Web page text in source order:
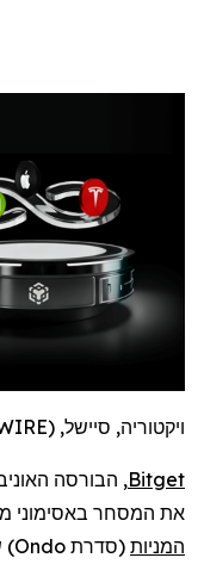
ויקטוריה, סיישל, Dec. 03, 2025 (GLOBE NEWSWIRE) --
Bitget, הבורסה
את המסחר באסימוני
המניות (סדרת Ondo
)